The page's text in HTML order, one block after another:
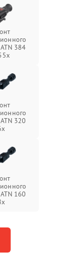
384
320
160